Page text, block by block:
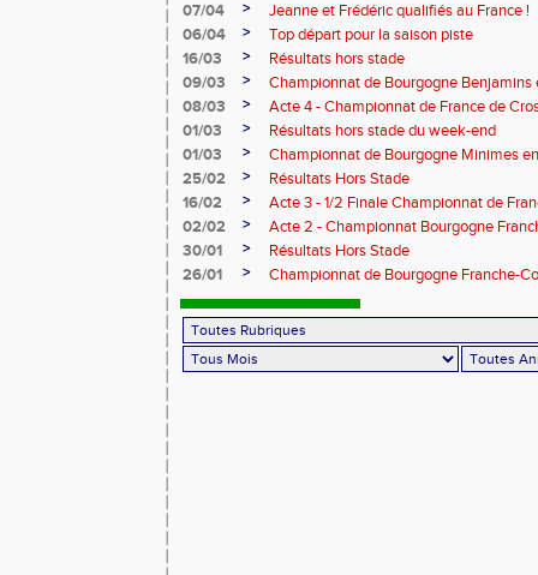
07/04
>
Jeanne et Frédéric qualifiés au France !
06/04
>
Top départ pour la saison piste
16/03
>
Résultats hors stade
09/03
>
Championnat de Bourgogne Benjamins
08/03
>
Acte 4 - Championnat de France de
01/03
>
Résultats hors stade du week-end
01/03
>
Championnat de Bourgogne Minimes
25/02
>
Résultats Hors Stade
16/02
>
Acte 3 - 1/2 Finale Championnat de
02/02
>
Acte 2 - Championnat Bourgogne
30/01
>
Résultats Hors Stade
26/01
> Championnat de Bourgogne Franche-